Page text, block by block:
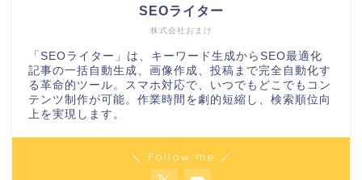
株式会社おまけ
SEOライター
「SEOライター」は、キーワード生成からSEO最適化
記事の一括自動生成、画像作成、投稿まで完全自動化す
る革命的ツール。スマホ対応で、いつでもどこでもコン
テンツ制作が可能。作業時間を劇的短縮し、検索順位向
上を実現します。
＼ Follow me ／